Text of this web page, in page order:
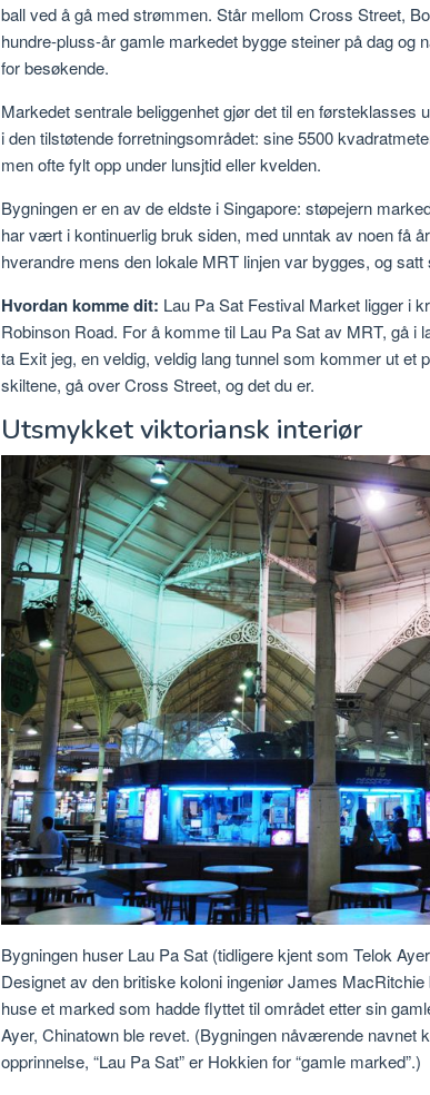
ball ved å gå med strømmen. Står mellom Cross Street,
hundre-pluss-år gamle markedet bygge steiner på dag og
for besøkende.
Markedet sentrale beliggenhet gjør det til en førsteklasses
i den tilstøtende forretningsområdet: sine 5500
men ofte fylt opp under lunsjtid eller kvelden.
Bygningen er en av de eldste i Singapore: støpejern
har vært i kontinuerlig bruk siden, med unntak av noen få
hverandre mens den lokale MRT linjen var bygges, og
Hvordan komme dit: Lau Pa Sat Festival Market ligger i
Robinson Road. For å komme til Lau Pa Sat av MRT, gå i
ta Exit jeg, en veldig, veldig lang tunnel som kommer ut et
skiltene, gå over Cross Street, og det du er.
Utsmykket viktoriansk interiør
Bygningen huser Lau Pa Sat (tidligere kjent som Telok
Designet av den britiske koloni ingeniør James
huse et marked som hadde flyttet til området etter sin
Ayer, Chinatown ble revet. (Bygningen nåværende navnet
opprinnelse, “Lau Pa Sat” er Hokkien for “gamle marked”.)